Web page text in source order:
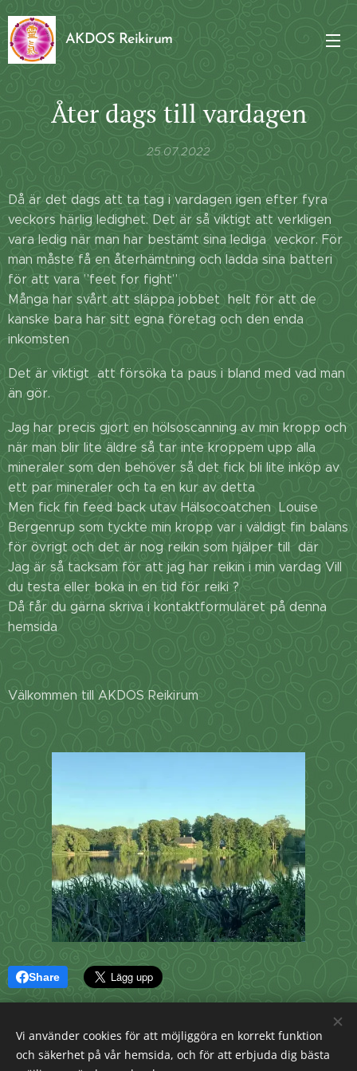
AKDOS Reikirum
Åter dags till vardagen
25.07.2022
Då är det dags att ta tag i vardagen igen efter fyra
veckors härlig ledighet. Det är så viktigt att verkligen
vara ledig när man har bestämt sina lediga veckor. För
man måste få en återhämtning och ladda sina batteri
för att vara ”feet for fight”
Många har svårt att släppa jobbet helt för att de
kanske bara har sitt egna företag och den enda
inkomsten
Det är viktigt att försöka ta paus i bland med vad man
än gör.
Jag har precis gjort en hölsoscanning av min kropp och
när man blir lite äldre så tar inte kroppem upp alla
mineraler som den behöver så det fick bli lite inköp av
ett par mineraler och ta en kur av detta
Men fick fin feed back utav Hälsocoatchen Louise
Bergenrup som tyckte min kropp var i väldigt fin balans
för övrigt och det är nog reikin som hjälper till där
Jag är så tacksam för att jag har reikin i min vardag Vill
du testa eller boka in en tid för reiki ?
Då får du gärna skriva i kontaktformuläret på denna
hemsida
Välkommen till AKDOS Reikirum
Share
Vi använder cookies för att möjliggöra en korrekt funktion
och säkerhet på vår hemsida, och för att erbjuda dig bästa